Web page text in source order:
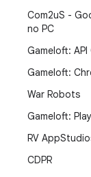
Com2uS -
no PC
Gameloft:
Gameloft:
War Robots
Gameloft:
RV App
CDPR